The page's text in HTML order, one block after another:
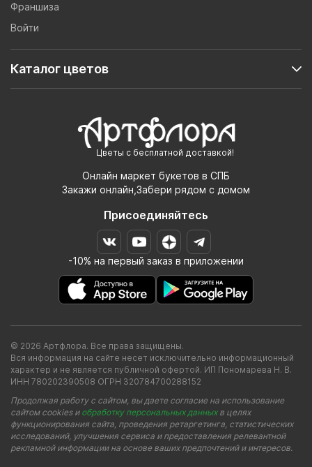
Цветы с бесплатной доставкой!
Онлайн маркет букетов в СПБ
Закажи онлайн,Забери рядом с домом
Присоединяйтесь
-10% на первый заказ в приложении
Франшиза
Войти
Каталог цветов
© 2026 Артфлора. Все права защищены.
Вся информация на сайте несет исключительно информационный
характер и не является публичной офертой. ИП Пономарева Н. В.
ИНН 780202390508 ОГРН 320784700288152
Продолжая работу с сайтом, вы даете согласие на использование
сайтом cookies и обработку персональных данныхв целях
функционирования сайта, проведения ретаргетинга, статистических
исследований, улучшения сервиса и предоставления релевантной
рекламной информации на основе ваших предпочтений и интересов.